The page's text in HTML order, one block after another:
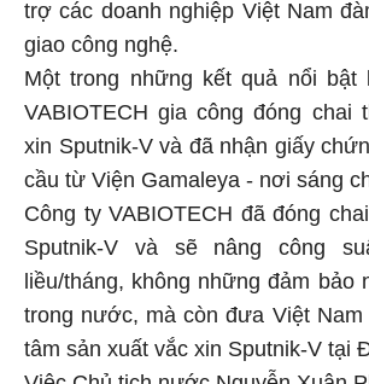
trợ các doanh nghiệp Việt Nam
giao công nghệ.
Một trong những kết quả nổi bật
VABIOTECH gia công đóng chai
xin Sputnik-V và đã nhận giấy
cầu từ Viện Gamaleya - nơi sáng
Công ty VABIOTECH đã đóng
Sputnik-V và sẽ nâng công
liều/tháng, không những đảm bảo
trong nước, mà còn đưa Việt Nam
tâm sản xuất vắc xin Sputnik-V tại